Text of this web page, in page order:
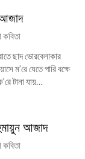
কবিতা
ছাদ ভোরবেলাকার
ম’রে যেতে পারি বক্ষে
টানা যায়…
আজাদ
কবিতা